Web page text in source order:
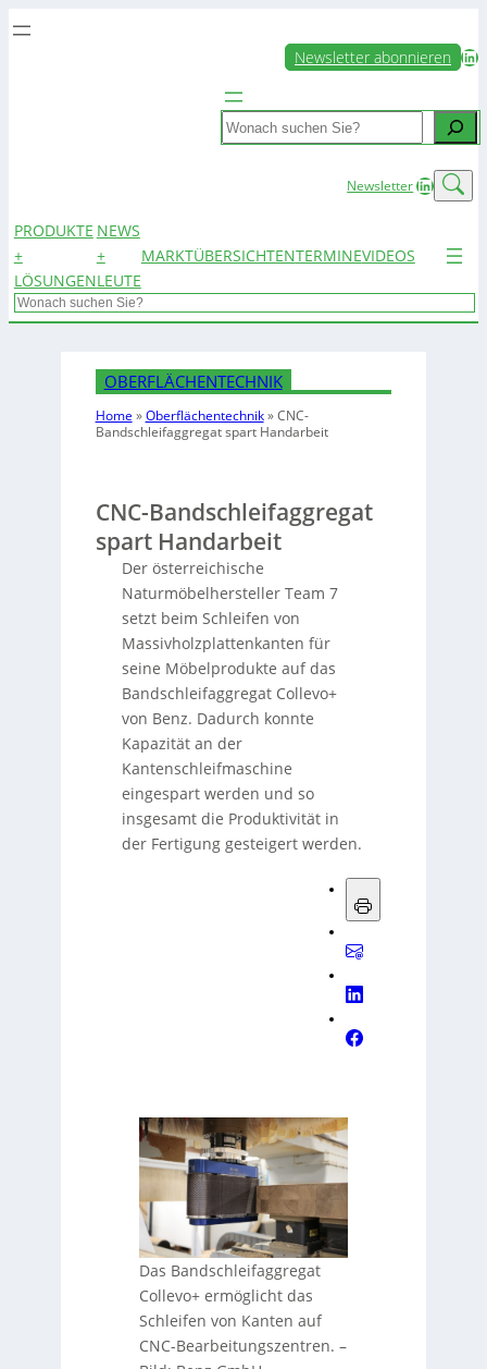
Newsletter abonnieren LinkedIn
Search
NewsletterLinkedIn
PRODUKTE
+
LÖSUNGEN
NEWS
+
LEUTE
MARKTÜBERSICHTENTERMINEVIDEOS
Search
OBERFLÄCHENTECHNIK
Home »Oberflächentechnik»CNC-
Bandschleifaggregat spart Handarbeit
CNC-Bandschleifaggregat
spart Handarbeit
Der österreichische
Naturmöbelhersteller Team 7
setzt beim Schleifen von
Massivholzplattenkanten für
seine Möbelprodukte auf das
Bandschleifaggregat Collevo+
von Benz. Dadurch konnte
Kapazität an der
Kantenschleifmaschine
eingespart werden und so
insgesamt die Produktivität in
der Fertigung gesteigert werden.
Das Bandschleifaggregat
Collevo+ ermöglicht das
Schleifen von Kanten auf
CNC-Bearbeitungszentren. –